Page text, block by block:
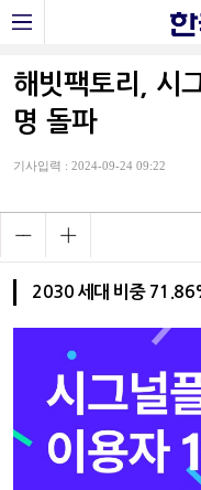
해빗팩토리, 시
명 돌파
기사입력 : 2024-09-24 09:22
2030 세대 비중